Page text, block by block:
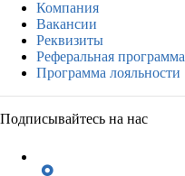
Компания
Вакансии
Реквизиты
Реферальная программа
Программа лояльности
Подписывайтесь на нас